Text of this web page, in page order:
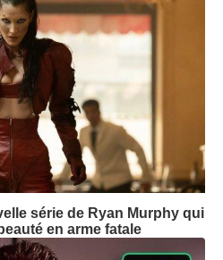
série de Ryan Murphy qui
en arme fatale